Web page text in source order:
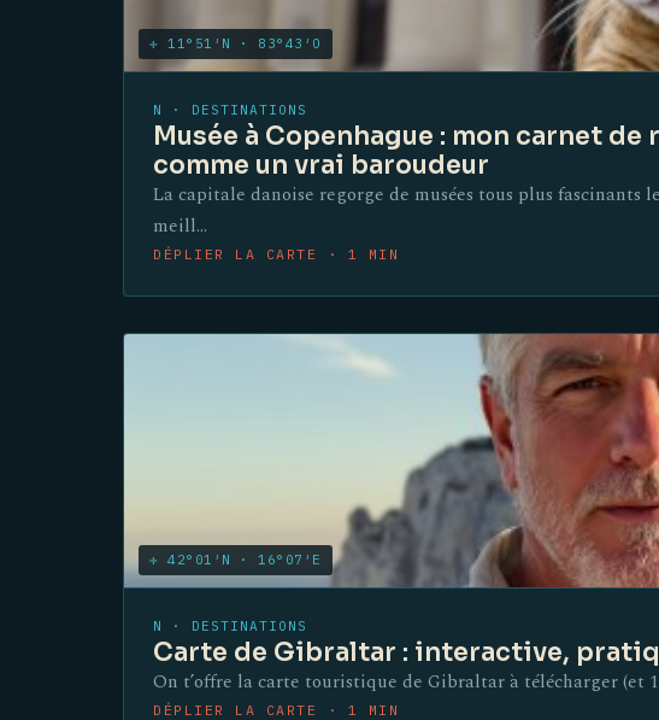
✛ 11°51′N · 83°43′O
N · DESTINATIONS
Musée à Copenhague : mon carnet
comme un vrai baroudeur
La capitale danoise regorge de musées tous plus fascinants
meill…
DÉPLIER LA CARTE · 1 MIN
✛ 42°01′N · 16°07′E
N · DESTINATIONS
Carte de Gibraltar : interactive,
On t’offre la carte touristique de Gibraltar à télécharger (et
DÉPLIER LA CARTE · 1 MIN